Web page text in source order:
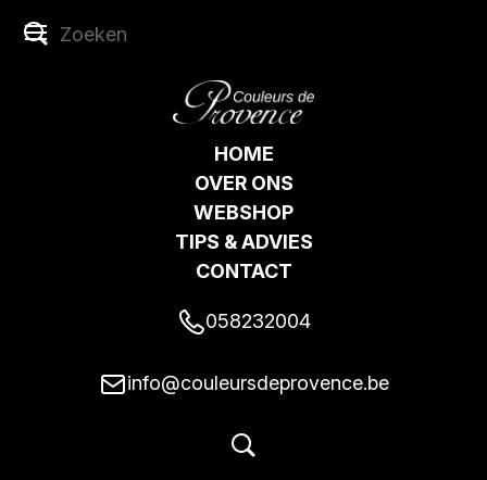
HOME
OVER ONS
WEBSHOP
TIPS & ADVIES
CONTACT
058232004
info@couleursdeprovence.be